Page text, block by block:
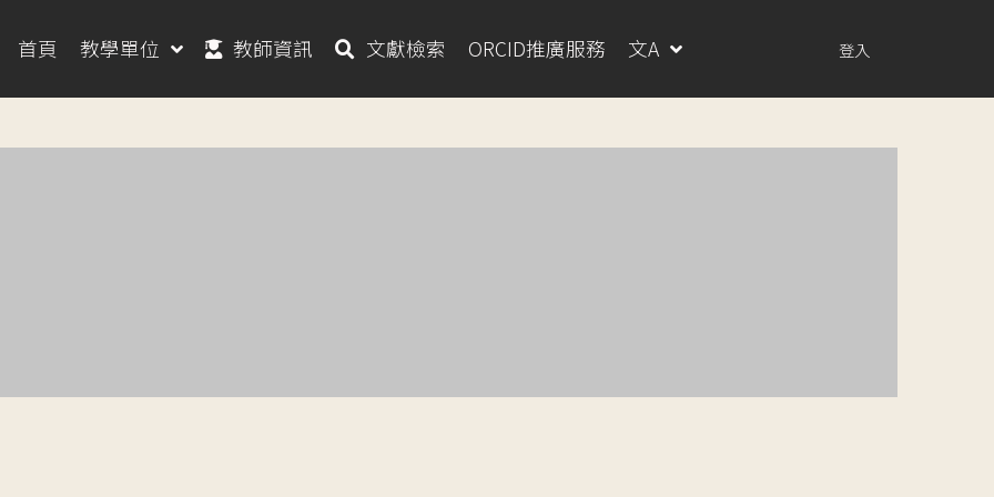
首頁 教學單位 教師資訊 文獻檢索 ORCID推廣服務 文A 登入